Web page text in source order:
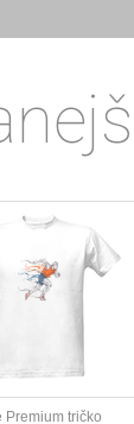
Premium tričko